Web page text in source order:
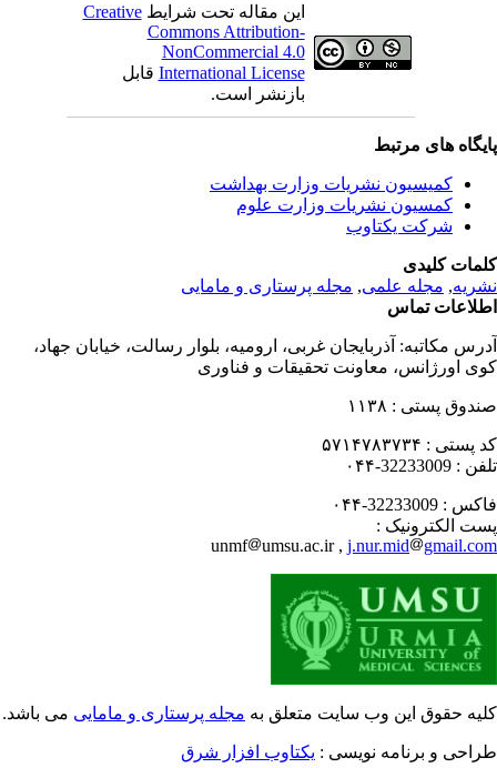
این مقاله تحت شرایطCreative
Commons Attribution-
NonCommercial 4.0
International Licenseقابل
بازنشر است.
های مرتبط
کمیسیون نشریات وزارت بهداشت
کمسیون نشریات وزارت علوم
شرکت یکتاوب
کلیدی
,مجله علمی, مجله پرستاری و مامایی
تماس
مکاتبه:آذربایجان غربی، ارومیه، بلوار رسالت، خیابان جهاد،
اورژانس، معاونت تحقیقات و فناوری
پستی : ۱۱۳۸
پستی : ۵۷۱۴۷۸۳۷۳۴
: 32233009-۰۴۴
: 32233009-۰۴۴
الکترونیک :
unmf
umsu.ac.ir ,j.nur.mid
حقوق این وب سایت متعلق بهمجله پرستاری و ماماییمی باشد.
و برنامه نویسی : یکتاوب افزار شرق